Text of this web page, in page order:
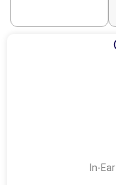
In-Ear